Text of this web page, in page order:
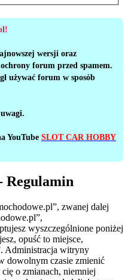
wersji oraz
forum przed spamem.
używać forum w sposób
YouTube SLOT CAR HOBBY
Regulamin
zwanej dalej
wyszczególnione poniżej
opuść to miejsce,
Administracja witryny
dowolnym czasie zmienić
o zmianach, niemniej